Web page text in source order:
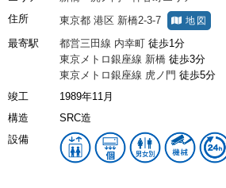
住所
東京都 港区 新橋2-3-7 地図
最寄駅 都営三田線 内幸町 徒歩1分
東京メトロ銀座線 新橋 徒歩3分
東京メトロ銀座線 虎ノ門 徒歩5分
竣工
1989年11月
構造
SRC造
設備